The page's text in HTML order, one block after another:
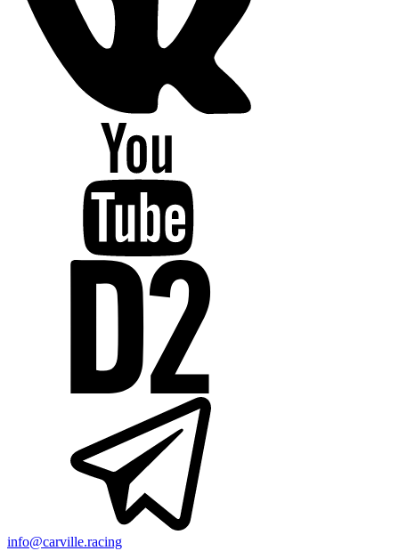
info@carville.racing